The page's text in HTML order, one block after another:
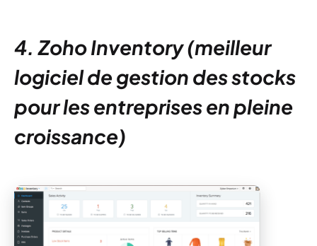
4. Zoho Inventory (meilleur
logiciel de gestion des stocks
pour les entreprises en pleine
croissance)